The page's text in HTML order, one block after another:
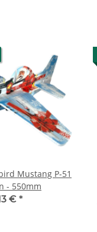
Mustang P-51
- 550mm
€ *